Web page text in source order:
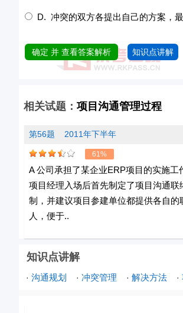
D. 冲突的双方各提出自己的方案，
确定 并 查看答案解析 知识点讲解
相关试题： 项目沟通管理过程
第56题 2011年下半年
61%
A 公司承担了某企业ERP项目的实施工
项目经理入场后首先制定了项目沟通联
制，并建议项目参建单位都提供各自的
人，便于..
知识点讲解
· 沟通规划 · 冲突管理 · 解决方法 ·